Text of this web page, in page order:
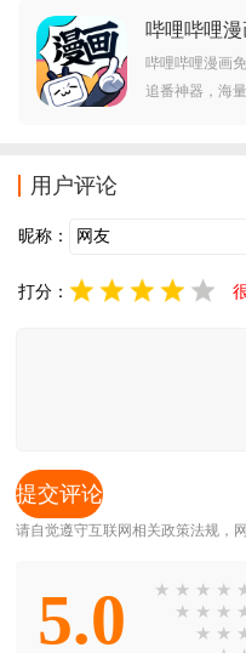
核游戏、数码
萌宠养成等海
上
哔哩哔哩
版
哔哩哔哩漫画
追番神器，海
用户评论
昵称：
打分：
请自觉遵守互联网相关政策法规，
5.0 ★ ★ ★ ★
★ ★ ★
★ ★